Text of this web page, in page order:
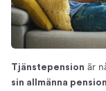
Tjänstepension är
sin allmänna pension